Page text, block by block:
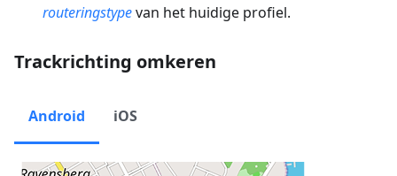
routeringstypevan het huidige profiel.
Trackrichting omkeren
Android iOS